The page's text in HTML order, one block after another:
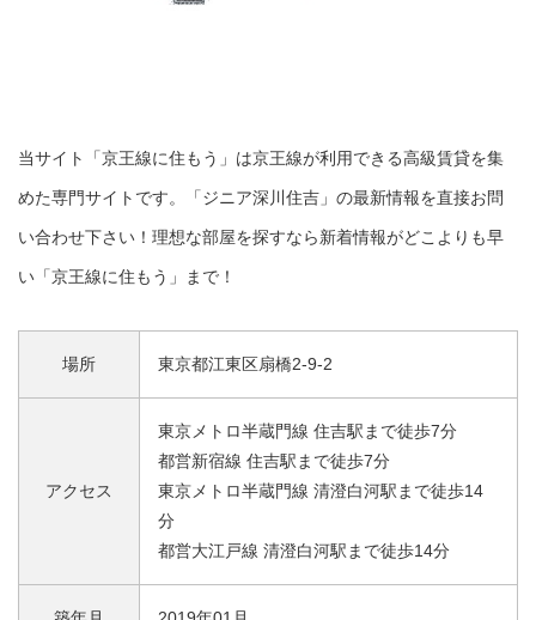
当サイト「京王線に住もう」は京王線が利用できる高級賃貸を集
めた専門サイトです。「ジニア深川住吉」の最新情報を直接お問
い合わせ下さい！理想な部屋を探すなら新着情報がどこよりも早
い「京王線に住もう」まで！
場所 東京都江東区扇橋2-9-2
アクセス
東京メトロ半蔵門線 住吉駅まで徒歩7分
都営新宿線 住吉駅まで徒歩7分
東京メトロ半蔵門線 清澄白河駅まで徒歩14
分
都営大江戸線 清澄白河駅まで徒歩14分